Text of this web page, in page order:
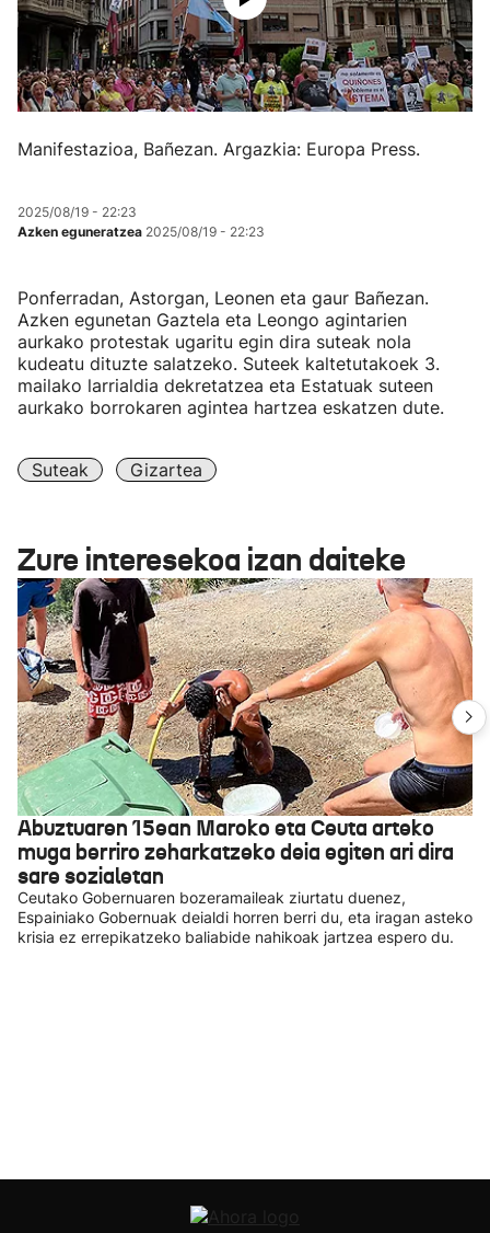
Manifestazioa, Bañezan. Argazkia: Europa Press.
2025/08/19 - 22:23
Azken eguneratzea 2025/08/19 - 22:23
Ponferradan, Astorgan, Leonen eta gaur Bañezan.
Azken egunetan Gaztela eta Leongo agintarien
aurkako protestak ugaritu egin dira suteak nola
kudeatu dituzte salatzeko. Suteek kaltetutakoek 3.
mailako larrialdia dekretatzea eta Estatuak suteen
aurkako borrokaren agintea hartzea eskatzen dute.
Suteak Gizartea
Zure interesekoa izan daiteke
Abuztuaren 15ean Maroko eta Ceuta arteko
muga berriro zeharkatzeko deia egiten ari dira
sare sozialetan
Ceutako Gobernuaren bozeramaileak ziurtatu duenez,
Espainiako Gobernuak deialdi horren berri du, eta iragan asteko
krisia ez errepikatzeko baliabide nahikoak jartzea espero du.